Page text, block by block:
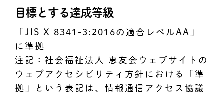
目標とする達成等級
「JIS X 8341-3:2016の適合レベルAA」
に準拠
注記：社会福祉法人 恵友会ウェブサイトの
ウェブアクセシビリティ方針における「準
拠」という表記は、情報通信アクセス協議